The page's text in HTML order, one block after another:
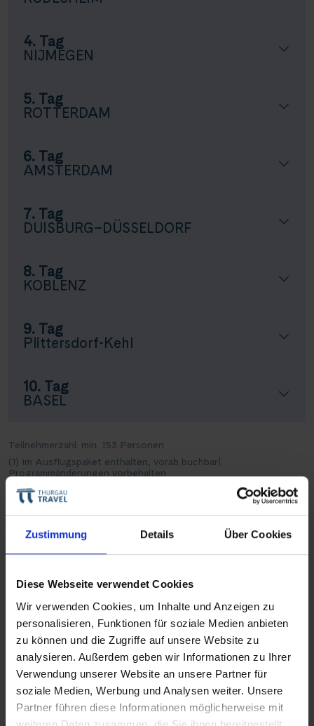
Zustimmung Details Über Cookies
Diese Webseite verwendet Cookies
Wir verwenden Cookies, um Inhalte und Anzeigen zu
personalisieren, Funktionen für soziale Medien anbieten
zu können und die Zugriffe auf unsere Website zu
analysieren. Außerdem geben wir Informationen zu Ihrer
Verwendung unserer Website an unsere Partner für
soziale Medien, Werbung und Analysen weiter. Unsere
Partner führen diese Informationen möglicherweise mit
Teile diese Reise
Silvester auf dem Rhein
4. Tag
NIJMEGEN
5. Tag
ROTTERDAM
6. Tag
AMSTERDAM
7. Tag
DUISBURG–DÜSSELDORF
8. Tag
KOBLENZ
9. Tag
Plittersdorf-Kehl
10. Tag
BASEL
Teilnehmerzahl: min. 153 Personen
(1) Im Ausflugspaket enthalten, vorab buchbar
Programmänderungen vorbehalten
Reisevarianten
Der Rhein in seiner
Jetzt entdecken
Routenplan